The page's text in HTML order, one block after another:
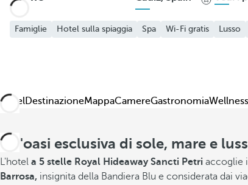
Famiglie Hotel sulla spiaggia Spa Wi-Fi gratis Lusso
HotelDestinazioneMappaCamereGastronomiaWellness
Un'oasi esclusiva di sole, mare e
L'hotel a 5 stelle Royal Hideaway Sancti Petri accoglie
Barrosa, insignita della Bandiera Blu e considerata dai